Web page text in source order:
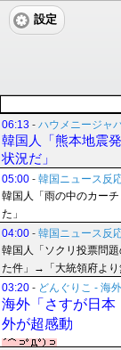
設定
06:13 - ハウメニージャ
韓国人「熊本地震
状況だ」
05:00 - 韓国ニュース反
韓国人「雨の中のカー
た」
04:00 - 韓国ニュース反
韓国人「ソクリ投票問
た件」→「大統領府より
03:20 - どんぐりこ - 海
海外「さすが日本
外が超感動